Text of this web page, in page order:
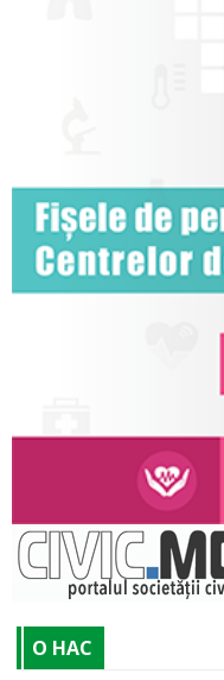
O НАС